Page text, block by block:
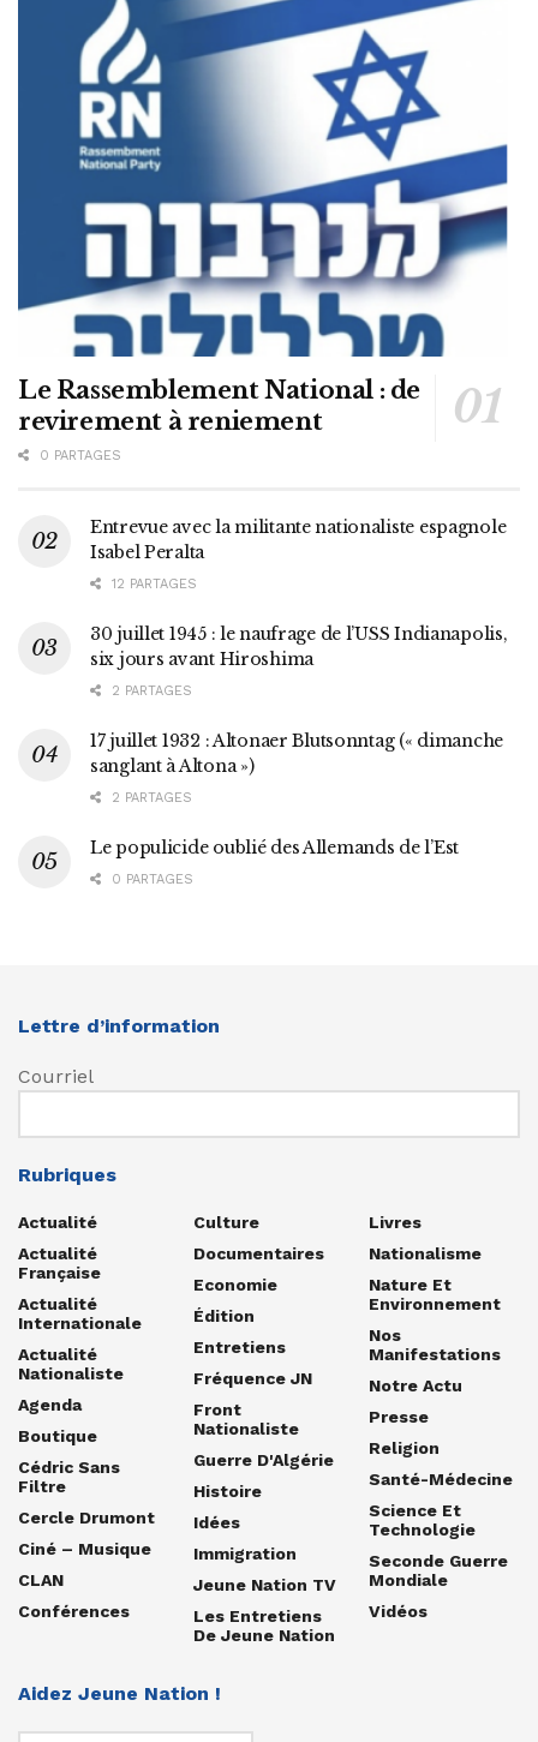
Le Rassemblement National : de
revirement à reniement
0 PARTAGES
Entrevue avec la militante nationaliste espagnole
Isabel Peralta
12 PARTAGES
30 juillet 1945 : le naufrage de l’USS Indianapolis,
six jours avant Hiroshima
2 PARTAGES
17 juillet 1932 : Altonaer Blutsonntag (« dimanche
sanglant à Altona »)
2 PARTAGES
Le populicide oublié des Allemands de l’Est
0 PARTAGES
Lettre d’information
Courriel
Rubriques
Actualité
Actualité
Française
Actualité
Internationale
Actualité
Nationaliste
Agenda
Boutique
Cédric Sans
Filtre
Cercle Drumont
Ciné – Musique
CLAN
Conférences
Culture
Documentaires
Economie
Édition
Entretiens
Fréquence JN
Front
Nationaliste
Guerre D'Algérie
Histoire
Idées
Immigration
Jeune Nation TV
Les Entretiens
De Jeune Nation
Livres
Nationalisme
Nature Et
Environnement
Nos
Manifestations
Notre Actu
Presse
Religion
Santé-Médecine
Science Et
Technologie
Seconde Guerre
Mondiale
Vidéos
Aidez Jeune Nation !